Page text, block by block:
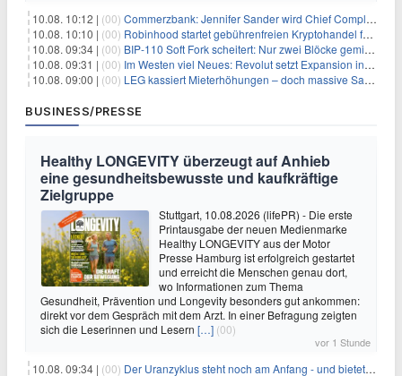
10.08. 10:12 | (00) Commerzbank: Jennifer Sander wird Chief Compliance Officer der
10.08. 10:10 | (00) Robinhood startet gebührenfreien Kryptohandel für britische Investoren
10.08. 09:34 | (00) BIP-110 Soft Fork scheitert: Nur zwei Blöcke gemined, bevor es zum Stillstand kommt
10.08. 09:31 | (00) Im Westen viel Neues: Revolut setzt Expansion in Europa fort
10.08. 09:00 | (00) LEG kassiert Mieterhöhungen – doch massive Sanierungskosten fressen Gewinne auf
BUSINESS/PRESSE
Healthy LONGEVITY überzeugt auf Anhieb
eine gesundheitsbewusste und kaufkräftige
Zielgruppe
Stuttgart, 10.08.2026 (lifePR) - Die erste
Printausgabe der neuen Medienmarke
Healthy LONGEVITY aus der Motor
Presse Hamburg ist erfolgreich gestartet
und erreicht die Menschen genau dort,
wo Informationen zum Thema
Gesundheit, Prävention und Longevity besonders gut ankommen:
direkt vor dem Gespräch mit dem Arzt. In einer Befragung zeigten
sich die Leserinnen und Lesern […] (00)
vor 1 Stunde
10.08. 09:34 | (00) Der Uranzyklus steht noch am Anfang - und bietet Chancen